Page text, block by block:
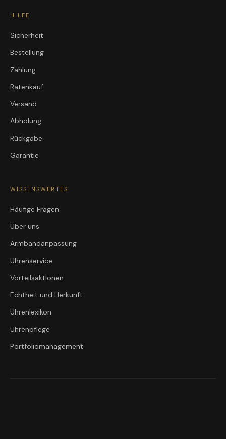
HILFE
Sicherheit
Bestellung
Zahlung
Ratenkauf
Versand
Abholung
Rückgabe
Garantie
WISSENSWERTES
Häufige Fragen
Über uns
Armbandanpassung
Uhrenservice
Vorteilsaktionen
Echtheit und Herkunft
Uhrenlexikon
Uhrenpflege
Portfoliomanagement